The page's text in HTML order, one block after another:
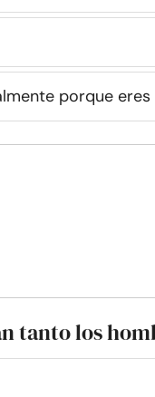
porque
tanto los